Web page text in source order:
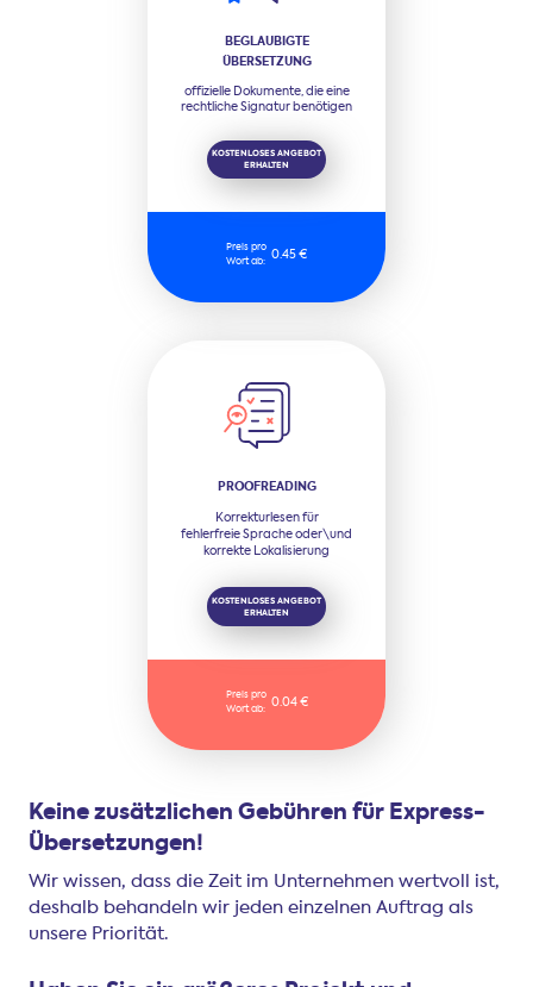
BEGLAUBIGTE
ÜBERSETZUNG
offizielle Dokumente, die eine
rechtliche Signatur benötigen
KOSTENLOSES ANGEBOT
ERHALTEN
Preis pro
Wort ab:
0.45 €
PROOFREADING
Korrekturlesen für
fehlerfreie Sprache oder\und
korrekte Lokalisierung
KOSTENLOSES ANGEBOT
ERHALTEN
Preis pro
Wort ab:
0.04 €
Keine zusätzlichen Gebühren für Express-
Übersetzungen!
Wir wissen, dass die Zeit im Unternehmen wertvoll ist,
deshalb behandeln wir jeden einzelnen Auftrag als
unsere Priorität.